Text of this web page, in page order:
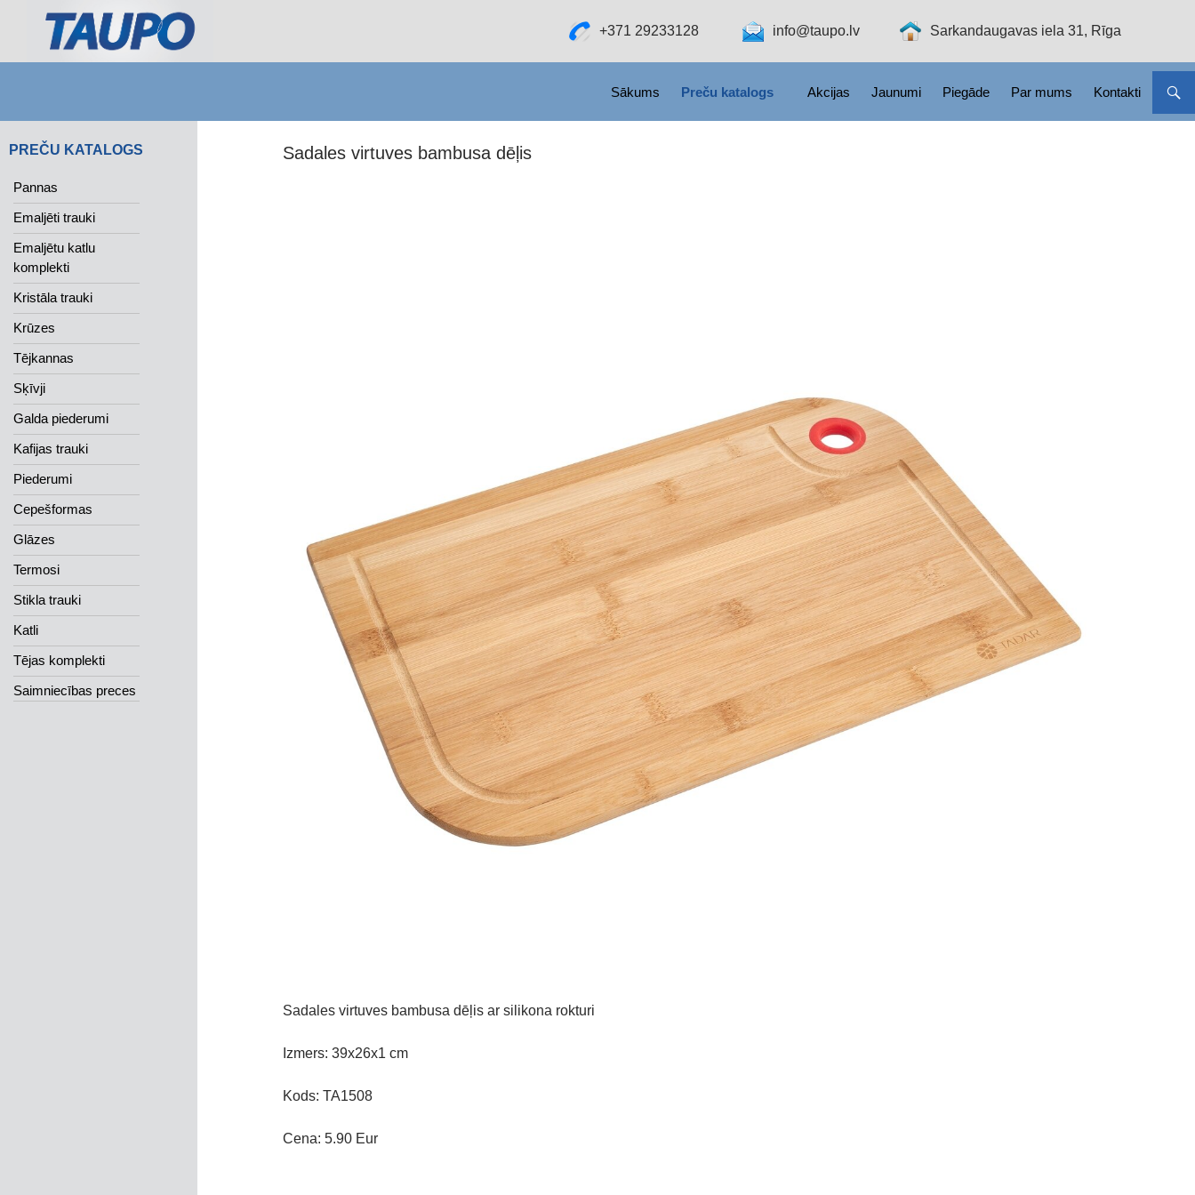
+371 29233128 info@taupo.lv Sarkandaugavas iela 31, Rīga
Sākums Preču katalogs Akcijas Jaunumi Piegāde Par mums Kontakti
Sadales virtuves bambusa dēļis
Sadales virtuves bambusa dēļis ar silikona rokturi
Izmers: 39x26x1 cm
Kods: TA1508
Cena: 5.90 Eur
PREČU KATALOGS
Pannas
Emaljēti trauki
Emaljētu katlu
komplekti
Kristāla trauki
Krūzes
Tējkannas
Sķīvji
Galda piederumi
Kafijas trauki
Piederumi
Cepešformas
Glāzes
Termosi
Stikla trauki
Katli
Tējas komplekti
Saimniecības preces